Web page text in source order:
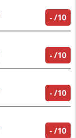
-/10
-/10
-/10
-/10